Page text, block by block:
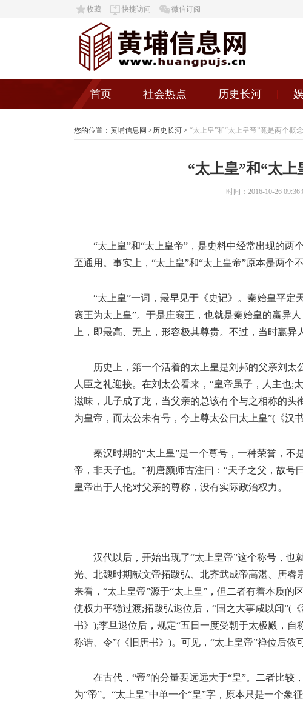
收藏 快捷访问 微信订阅
首页 社会热点 历史长河
您的位置： 黄埔信息网 >历史长河 > “太上皇”和“太上皇帝”竟是两个概念
“太上皇”和“太
时间：2016-10-26
“太上皇”和“太上皇帝”，是史料中经常出现的
至通用。事实上，“太上皇”和“太上皇帝”原本是两个
“太上皇”一词，最早见于《史记》。秦始皇平定
襄王为太上皇”。于是庄襄王，也就是秦始皇的赢异
上，即最高、无上，形容极其尊贵。不过，当时赢异
历史上，第一个活着的太上皇是刘邦的父亲刘
人臣之礼迎接。在刘太公看来，“皇帝虽子，人主也;
滋味，儿子成了龙，当父亲的总该有个与之相称的
为皇帝，而太公未有号，今上尊太公曰太上皇”(《汉书
秦汉时期的“太上皇”是一个尊号，一种荣誉，
帝，非天子也。”初唐颜师古注曰：“天子之父，故号
皇帝出于人伦对父亲的尊称，没有实际政治权力。
汉代以后，开始出现了“太上皇帝”这个称号，也
光、北魏时期献文帝拓跋弘、北齐武成帝高湛、唐睿
来看，“太上皇帝”源于“太上皇”，但二者有着本质的
使权力平稳过渡;拓跋弘退位后，“国之大事咸以闻”(
书》);李旦退位后，规定“五日一度受朝于太极殿，
称诰、令”(《旧唐书》)。可见，“太上皇帝”禅位后依
在古代，“帝”的分量要远远大于“皇”。二者比较
为“帝”。“太上皇”中单一个“皇”字，原本只是一个象